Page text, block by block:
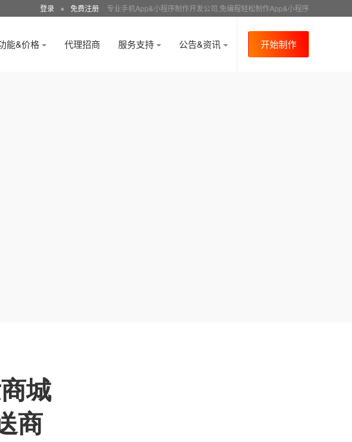
登录 ● 免费注册 专业手机App&小程序制作开发公司,免编程轻松制作App&小程序
能&价格 代理招商 服务支持 公告&资讯 开始制作
城
商